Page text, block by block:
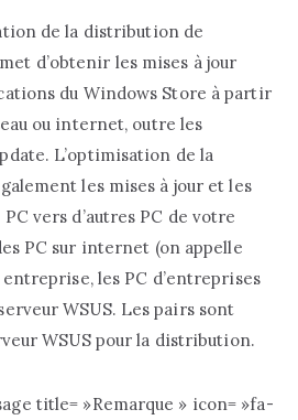
de la distribution de
d’obtenir les mises à jour
du Windows Store à partir
ou internet, outre les
L’optimisation de la
les mises à jour et les
vers d’autres PC de votre
PC sur internet (on appelle
les PC d’entreprises
WSUS. Les pairs sont
WSUS pour la distribution.
title= »Remarque » icon= »fa-